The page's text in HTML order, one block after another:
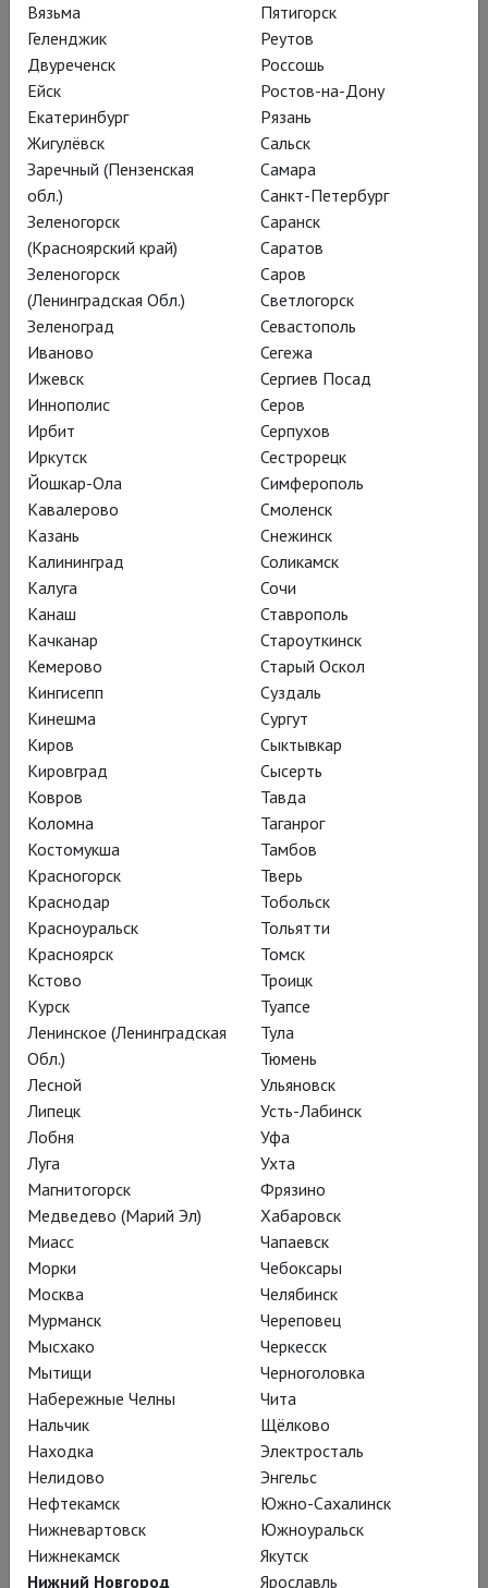
года с Кристиной
Ополайс в заглавной
партии и Марком
Альбрехтом за
дирижёрским пультом
превращает трёхактную
оперу Пуччини в экшн
длиной два часа без
антрактов.
Певица Флория Тоска – муза
художника Марио Каварадосси,
помогающего беглому
политзаключённому Чезаре
Анджелотти. Она же воспламеняет
чресла коварного шефа полиции
Скарпи. Жаркий летний Рим 1800-го
года, где в оригинале
разворачиваются события оперы
бунтарь – консул павшей Римской
республики; арестованного
художника пытают королевские
сатрапы, спешащие отпраздновать
поражение Наполеона; положенная
в основу либретто французская
пьеса Викторьена Сарду занимала
«первую строчку бокс-офиса», пока в
ней играла Сара Бернар) слишком
мал для раскалённого, кровавого
любовного треугольника.
В спектакле Мартина
Кушея – в гармонии с
эсхатологическими
настроениями 2020-х
годов – никакого Рима,
всё происходит после
Вязьма
Геленджик
Двуреченск
Ейск
Екатеринбург
Жигулёвск
Заречный (Пензенская
обл.)
Зеленогорск
(Красноярский край)
Зеленогорск
(Ленинградская Обл.)
Зеленоград
Иваново
Ижевск
Иннополис
Ирбит
Иркутск
Йошкар-Ола
Кавалерово
Казань
Калининград
Калуга
Канаш
Качканар
Кемерово
Кингисепп
Кинешма
Киров
Кировград
Ковров
Коломна
Костомукша
Красногорск
Краснодар
Красноуральск
Красноярск
Кстово
Курск
Ленинское (Ленинградская
Обл.)
Лесной
Липецк
Лобня
Луга
Магнитогорск
Медведево (Марий Эл)
Миасс
Морки
Москва
Мурманск
Мысхако
Мытищи
Набережные Челны
Нальчик
Находка
Нелидово
Нефтекамск
Нижневартовск
Нижнекамск
Нижний Новгород
Пятигорск
Реутов
Россошь
Ростов-на-Дону
Рязань
Сальск
Самара
Санкт-Петербург
Саранск
Саратов
Саров
Светлогорск
Севастополь
Сегежа
Сергиев Посад
Серов
Серпухов
Сестрорецк
Симферополь
Смоленск
Снежинск
Соликамск
Сочи
Ставрополь
Староуткинск
Старый Оскол
Суздаль
Сургут
Сыктывкар
Сысерть
Тавда
Таганрог
Тамбов
Тверь
Тобольск
Тольятти
Томск
Троицк
Туапсе
Тула
Тюмень
Ульяновск
Усть-Лабинск
Уфа
Ухта
Фрязино
Хабаровск
Чапаевск
Чебоксары
Челябинск
Череповец
Черкесск
Черноголовка
Чита
Щёлково
Электросталь
Энгельс
Южно-Сахалинск
Южноуральск
Якутск
Ярославль